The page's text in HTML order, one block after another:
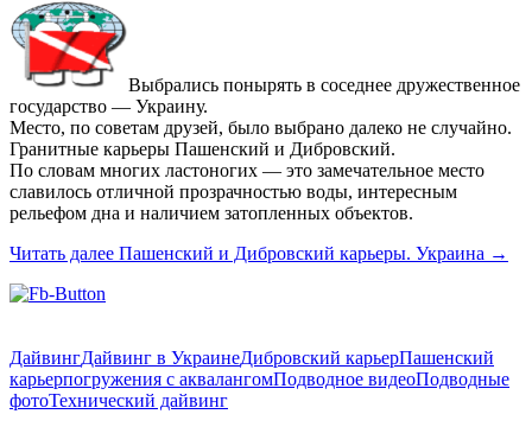
Выбрались понырять в соседнее дружественное
государство — Украину.
Место, по советам друзей, было выбрано далеко не случайно.
Гранитные карьеры Пашенский и Дибровский.
По словам многих ластоногих — это замечательное место
славилось отличной прозрачностью воды, интересным
рельефом дна и наличием затопленных объектов.
Читать далее Пашенский и Дибровский карьеры. Украина →
ДайвингДайвинг в УкраинеДибровский карьерПашенский
карьерпогружения с аквалангомПодводное видеоПодводные
фотоТехнический дайвинг